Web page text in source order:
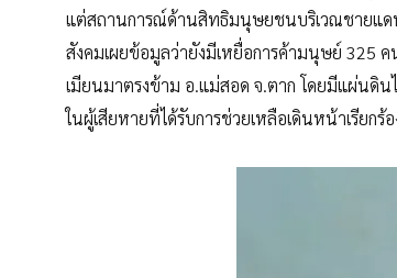
แต่สถานการณ์ด้านสิทธิมนุษยชนบริเวณชายแด
สังคมเผยข้อมูลว่ายังมีเหยื่อการค้ามนุษย์ 325
เมียนมาตรงข้าม อ.แม่สอด จ.ตาก โดยมีแผ่นดิ
ในผู้เสียหายที่ได้รับการช่วยเหลือเดินหน้าเรียก